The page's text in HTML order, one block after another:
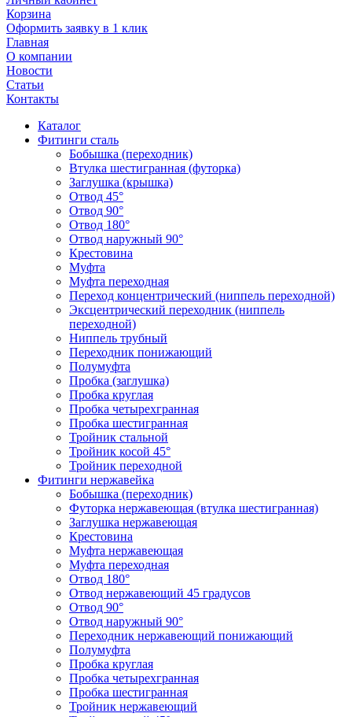
Корзина
Оформить заявку в 1 клик
Главная
О компании
Новости
Статьи
Контакты
Каталог
Фитинги сталь
Бобышка (переходник)
Втулка шестигранная (футорка)
Заглушка (крышка)
Отвод 45°
Отвод 90°
Отвод 180°
Отвод наружный 90°
Крестовина
Муфта
Муфта переходная
Переход концентрический (ниппель переходной)
Эксцентрический переходник (ниппель
переходной)
Ниппель трубный
Переходник понижающий
Полумуфта
Пробка (заглушка)
Пробка круглая
Пробка четырехгранная
Пробка шестигранная
Тройник стальной
Тройник косой 45°
Тройник переходной
Фитинги нержавейка
Бобышка (переходник)
Футорка нержавеющая (втулка шестигранная)
Заглушка нержавеющая
Крестовина
Муфта нержавеющая
Муфта переходная
Отвод 180°
Отвод нержавеющий 45 градусов
Отвод 90°
Отвод наружный 90°
Переходник нержавеющий понижающий
Полумуфта
Пробка круглая
Пробка четырехгранная
Пробка шестигранная
Тройник нержавеющий